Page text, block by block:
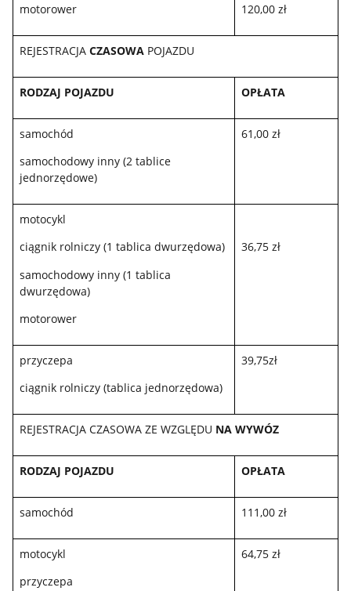
motorower 120,00 zł
REJESTRACJA CZASOWA POJAZDU
RODZAJ POJAZDU OPŁATA
samochód
samochodowy inny (2 tablice
jednorzędowe)
61,00 zł
motocykl
ciągnik rolniczy (1 tablica dwurzędowa)
samochodowy inny (1 tablica
dwurzędowa)
motorower
36,75 zł
przyczepa
ciągnik rolniczy (tablica jednorzędowa)
39,75zł
REJESTRACJA CZASOWA ZE WZGLĘDU NA WYWÓZ
RODZAJ POJAZDU OPŁATA
samochód 111,00 zł
motocykl
przyczepa
64,75 zł